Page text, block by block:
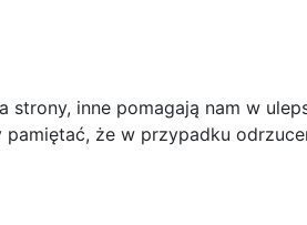
inne pomagają nam w
że w przypadku